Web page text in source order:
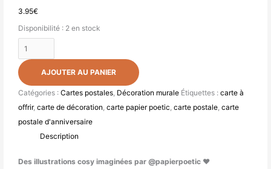
3.95€
Disponibilité : 2 en stock
AJOUTER AU PANIER
Catégories :Cartes postales Décoration murale Étiquettes :carte à
offrir,carte de décoration ,carte papier poetic ,carte postale ,carte
postale d'anniversaire
Description
Des illustrations cosy imaginées par @papierpoetic ♥